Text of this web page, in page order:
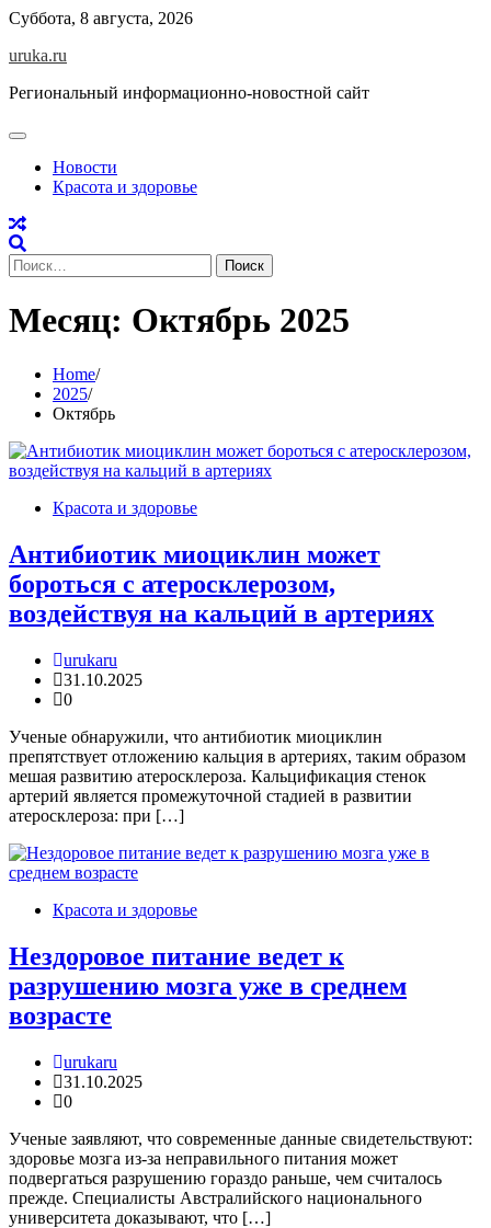
Skip
content
Суббота, 8 августа, 2026
uruka.ru
Региональный информационно-новостной сайт
Новости
Красота и здоровье
Найти:
Месяц: Октябрь 2025
Home
2025
Октябрь
Красота и здоровье
Антибиотик миоциклин может
бороться с атеросклерозом,
воздействуя на кальций в артериях
urukaru
31.10.2025
0
Ученые обнаружили, что антибиотик миоциклин
препятствует отложению кальция в артериях, таким образом
мешая развитию атеросклероза. Кальцификация стенок
артерий является промежуточной стадией в развитии
атеросклероза: при […]
Красота и здоровье
Нездоровое питание ведет к
разрушению мозга уже в среднем
возрасте
urukaru
31.10.2025
0
Ученые заявляют, что современные данные свидетельствуют:
здоровье мозга из-за неправильного питания может
подвергаться разрушению гораздо раньше, чем считалось
прежде. Специалисты Австралийского национального
университета доказывают, что […]